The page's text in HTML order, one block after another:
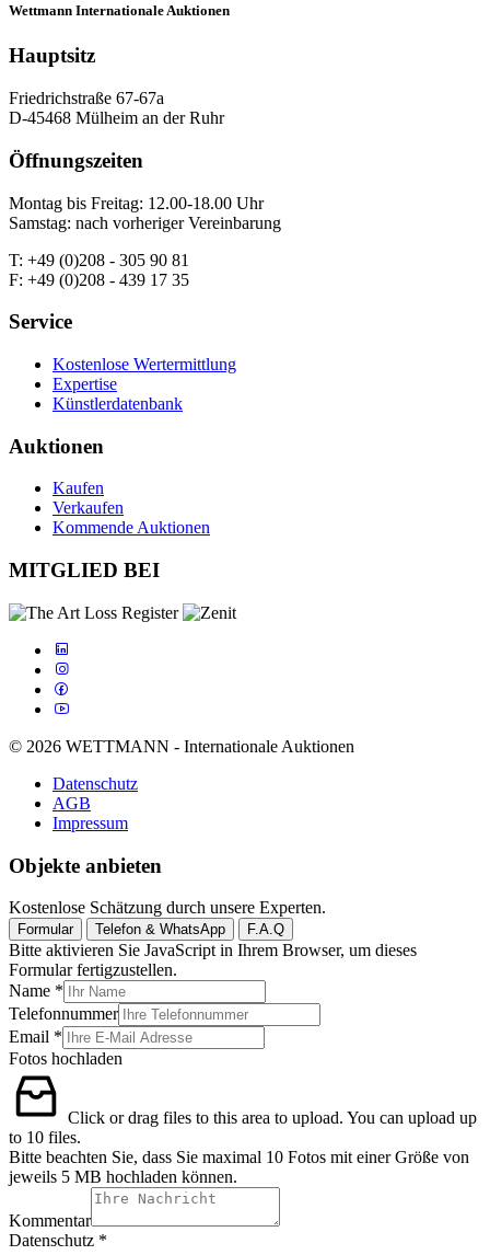
Wettmann Internationale Auktionen
Hauptsitz
Friedrichstraße 67-67a
D-45468 Mülheim an der Ruhr
Öffnungszeiten
Montag bis Freitag: 12.00-18.00 Uhr
Samstag: nach vorheriger Vereinbarung
T: +49 (0)208 - 305 90 81
F: +49 (0)208 - 439 17 35
Service
Kostenlose Wertermittlung
Expertise
Künstlerdatenbank
Auktionen
Kaufen
Verkaufen
Kommende Auktionen
MITGLIED BEI
© 2026 WETTMANN - Internationale Auktionen
Datenschutz
AGB
Impressum
Objekte anbieten
Kostenlose Schätzung durch unsere Experten.
Formular Telefon & WhatsApp F.A.Q
Bitte aktivieren Sie JavaScript in Ihrem Browser, um dieses
Formular fertigzustellen.
Name *
Telefonnummer
Telefonnummer
Kommentar
Email
Email *
Fotos hochladen
Click or drag files to this area to upload. You can upload up
to 10 files.
Bitte beachten Sie, dass Sie maximal 10 Fotos mit einer Größe von
jeweils 5 MB hochladen können.
Kommentar
Datenschutz *